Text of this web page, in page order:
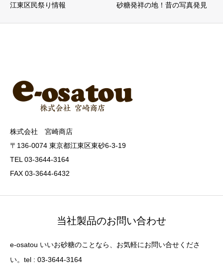
江東区民祭り情報 砂糖発祥の地！昔の写真発見
株式会社 宮崎商店
〒136-0074 東京都江東区東砂6-3-19
TEL 03-3644-3164
FAX 03-3644-6432
当社製品のお問い合わせ
e-osatou いいお砂糖のことなら、お気軽にお問い合せくださ
い。tel : 03-3644-3164